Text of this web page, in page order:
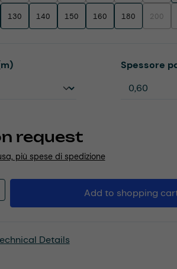
request
più spese di spedizione
130 140 150 160 180 200(This
Select
Spessore
Enter the
Add to shopping
Details